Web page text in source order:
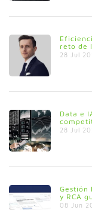
reto de
28 Jul
Data e
28 Jul
Gestión
y RCA
08 Jun